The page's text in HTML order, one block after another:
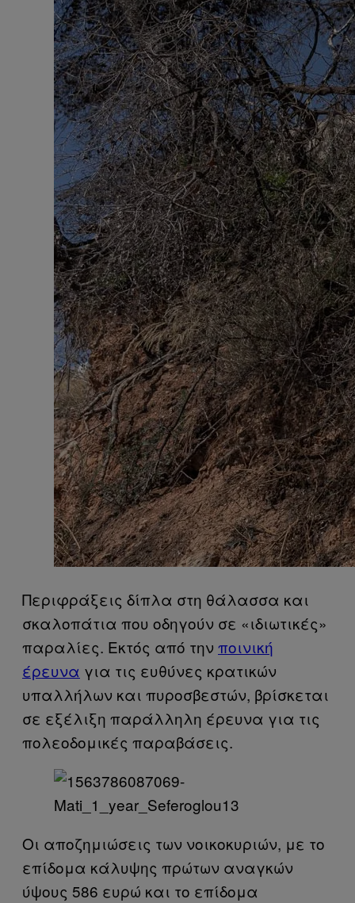
Περιφράξεις δίπλα στη θάλασσα και
σκαλοπάτια που οδηγούν σε «ιδιωτικές»
παραλίες. Εκτός από την ποινική
έρευνα για τις ευθύνες κρατικών
υπαλλήλων και πυροσβεστών, βρίσκεται
σε εξέλιξη παράλληλη έρευνα για τις
πολεοδομικές παραβάσεις.
Οι αποζημιώσεις των νοικοκυριών, με το
επίδομα κάλυψης πρώτων αναγκών
ύψους 586 ευρώ και το επίδομα